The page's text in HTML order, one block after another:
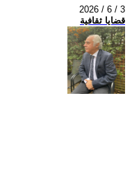
2026 / 6 / 3
قضايا ثقافية